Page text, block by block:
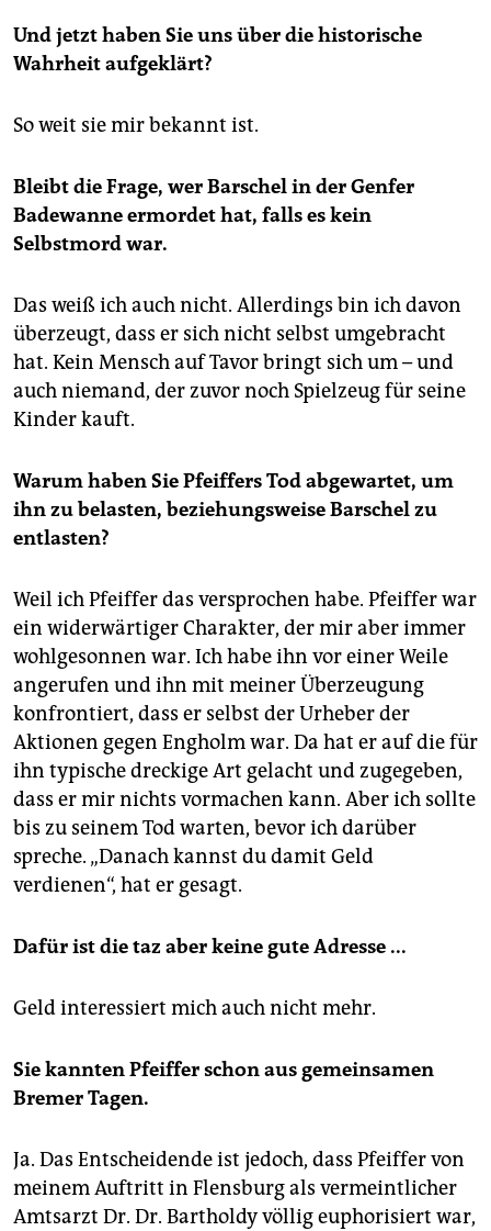
Und jetzt haben Sie uns über die historische
Wahrheit aufgeklärt?
So weit sie mir bekannt ist.
Bleibt die Frage, wer Barschel in der Genfer
Badewanne ermordet hat, falls es kein
Selbstmord war.
Das weiß ich auch nicht. Allerdings bin ich davon
überzeugt, dass er sich nicht selbst umgebracht
hat. Kein Mensch auf Tavor bringt sich um – und
auch niemand, der zuvor noch Spielzeug für seine
Kinder kauft.
Warum haben Sie Pfeiffers Tod abgewartet, um
ihn zu belasten, beziehungsweise Barschel zu
entlasten?
Weil ich Pfeiffer das versprochen habe. Pfeiffer war
ein widerwärtiger Charakter, der mir aber immer
wohlgesonnen war. Ich habe ihn vor einer Weile
angerufen und ihn mit meiner Überzeugung
konfrontiert, dass er selbst der Urheber der
Aktionen gegen Engholm war. Da hat er auf die für
ihn typische dreckige Art gelacht und zugegeben,
dass er mir nichts vormachen kann. Aber ich sollte
bis zu seinem Tod warten, bevor ich darüber
spreche. „Danach kannst du damit Geld
verdienen“, hat er gesagt.
Dafür ist die taz aber keine gute Adresse ...
Geld interessiert mich auch nicht mehr.
Sie kannten Pfeiffer schon aus gemeinsamen
Bremer Tagen.
Ja. Das Entscheidende ist jedoch, dass Pfeiffer von
meinem Auftritt in Flensburg als vermeintlicher
Amtsarzt Dr. Dr. Bartholdy völlig euphorisiert war,